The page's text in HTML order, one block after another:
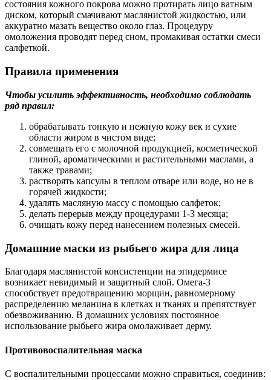
состояния кожного покрова можно протирать лицо ватным
диском, который смачивают маслянистой жидкостью, или
аккуратно мазать вещество около глаз. Процедуру
омоложения проводят перед сном, промакивая остатки смеси
салфеткой.
Правила применения
Чтобы усилить эффективность, необходимо соблюдать
ряд правил:
обрабатывать тонкую и нежную кожу век и сухие
области жиром в чистом виде;
совмещать его с молочной продукцией, косметической
глиной, ароматическими и растительными маслами, а
также травами;
растворять капсулы в теплом отваре или воде, но не в
горячей жидкости;
удалять масляную массу с помощью салфеток;
делать перерыв между процедурами 1-3 месяца;
очищать кожу перед нанесением полезных смесей.
Домашние маски из рыбьего жира для лица
Благодаря маслянистой консистенции на эпидермисе
возникает невидимый и защитный слой. Омега-3
способствует предотвращению морщин, равномерному
распределению меланина в клетках и тканях и препятствует
обезвоживанию. В домашних условиях постоянное
использование рыбьего жира омолаживает дерму.
Противовоспалительная маска
С воспалительными процессами можно справиться, соединив: